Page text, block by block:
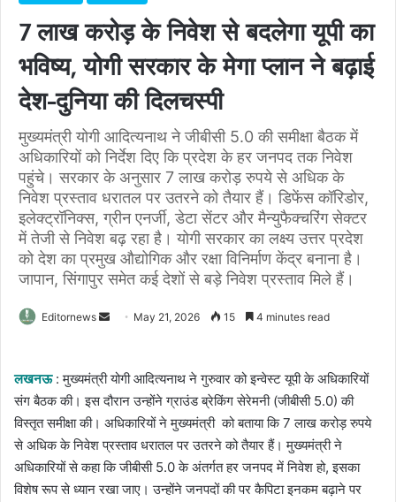
7 लाख करोड़ के निवेश से बदलेगा यूपी का
भविष्य, योगी सरकार के मेगा प्लान ने बढ़ाई
देश-दुनिया की दिलचस्पी
मुख्यमंत्री योगी आदित्यनाथ ने जीबीसी 5.0 की समीक्षा बैठक में
अधिकारियों को निर्देश दिए कि प्रदेश के हर जनपद तक निवेश
पहुंचे। सरकार के अनुसार 7 लाख करोड़ रुपये से अधिक के
निवेश प्रस्ताव धरातल पर उतरने को तैयार हैं। डिफेंस कॉरिडोर,
इलेक्ट्रॉनिक्स, ग्रीन एनर्जी, डेटा सेंटर और मैन्युफैक्चरिंग सेक्टर
में तेजी से निवेश बढ़ रहा है। योगी सरकार का लक्ष्य उत्तर प्रदेश
को देश का प्रमुख औद्योगिक और रक्षा विनिर्माण केंद्र बनाना है।
जापान, सिंगापुर समेत कई देशों से बड़े निवेश प्रस्ताव मिले हैं।
Editornews
Send May 21, 2026 15 4 minutes read
लखनऊ : मुख्यमंत्री योगी आदित्यनाथ ने गुरुवार को इन्वेस्ट यूपी के अधिकारियों
संग बैठक की। इस दौरान उन्होंने ग्राउंड ब्रेकिंग सेरेमनी (जीबीसी 5.0) की
विस्तृत समीक्षा की। अधिकारियों ने मुख्यमंत्री को बताया कि 7 लाख करोड़ रुपये
से अधिक के निवेश प्रस्ताव धरातल पर उतरने को तैयार हैं। मुख्यमंत्री ने
अधिकारियों से कहा कि जीबीसी 5.0 के अंतर्गत हर जनपद में निवेश हो, इसका
विशेष रूप से ध्यान रखा जाए। उन्होंने जनपदों की पर कैपिटा इनकम बढ़ाने पर